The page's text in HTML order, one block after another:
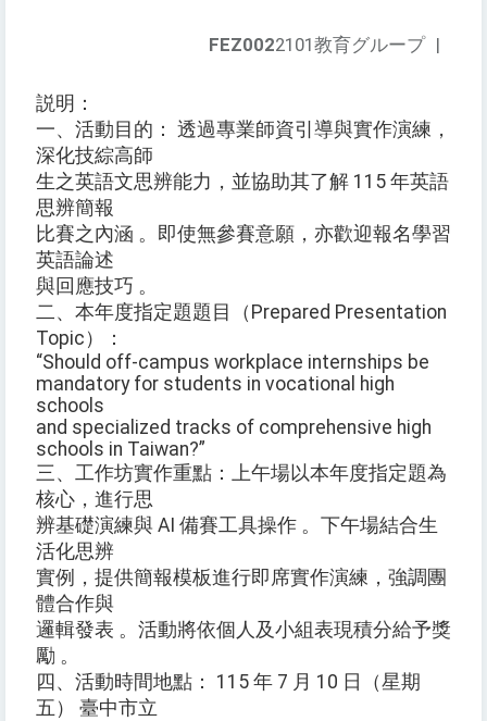
FEZ0022101教育グループ |
説明：
一、活動目的： 透過專業師資引導與實作演練，
深化技綜高師
生之英語文思辨能力，並協助其了解 115 年英語
思辨簡報
比賽之內涵 。即使無參賽意願，亦歡迎報名學習
英語論述
與回應技巧 。
二、本年度指定題題目（Prepared Presentation
Topic）：
“Should off-campus workplace internships be
mandatory for students in vocational high
schools
and specialized tracks of comprehensive high
schools in Taiwan?”
三、工作坊實作重點：上午場以本年度指定題為
核心，進行思
辨基礎演練與 AI 備賽工具操作 。下午場結合生
活化思辨
實例，提供簡報模板進行即席實作演練，強調團
體合作與
邏輯發表 。活動將依個人及小組表現積分給予獎
勵 。
四、活動時間地點： 115 年 7 月 10 日（星期
五） 臺中市立